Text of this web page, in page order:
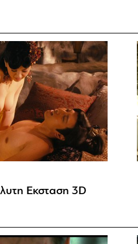
Εκσταση 3D